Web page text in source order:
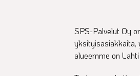
SPS-Palvelut Oy
yksityisasiakkaita,
alueemme on